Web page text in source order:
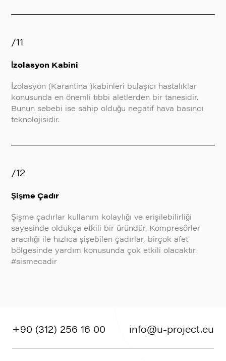
/11
İzolasyon Kabini
İzolasyon (Karantina )kabinleri bulaşıcı hastalıklar
konusunda en önemli tıbbi aletlerden bir tanesidir.
Bunun sebebi ise sahip olduğu negatif hava basıncı
teknolojisidir.
/12
Şişme Çadır
Şişme çadırlar kullanım kolaylığı ve erişilebilirliği
sayesinde oldukça etkili bir üründür. Kompresörler
aracılığı ile hızlıca şişebilen çadırlar, birçok afet
bölgesinde yardım konusunda çok etkili olacaktır.
#sismecadir
+90 (312) 256 16 00 info@u-project.eu